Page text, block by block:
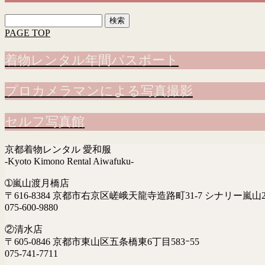
索:
PAGE TOP
着物レンタル年間パスポート
プロカメラマンによる写真撮影
セルフ写真館
京都着物レンタル 愛和服
-Kyoto Kimono Rental Aiwafuku-
➀嵐山渡月橋店
〒616-8384 京都市右京区嵯峨天龍寺造路町31-7 シナリー嵐山
075-600-9880
②清水店
〒605-0846 京都市東山区五条橋東6丁目583ｰ55
075-741-7711